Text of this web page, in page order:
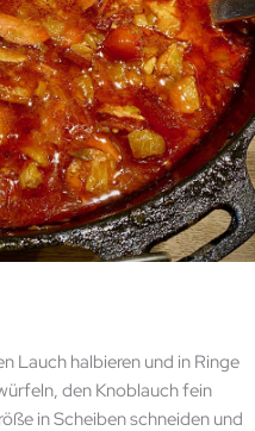
Lauch halbieren und in Ringe
den Knoblauch fein
in Scheiben schneiden und